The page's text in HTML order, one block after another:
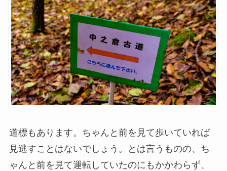
道標もあります。ちゃんと前を見て歩いていれば
見逃すことはないでしょう。とは言うものの、ち
ゃんと前を見て運転していたのにもかかわらず、